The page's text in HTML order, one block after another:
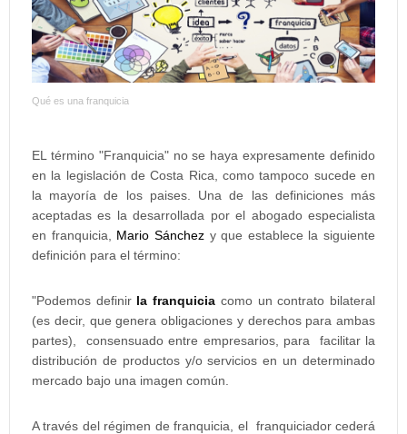
Qué es una franquicia
EL término "Franquicia" no se haya expresamente definido
en la legislación de Costa Rica, como tampoco sucede en
la mayoría de los paises. Una de las definiciones más
aceptadas es la desarrollada por el abogado especialista
en franquicia, Mario Sánchez y que establece la siguiente
definición para el término:
"Podemos definir la franquicia como un contrato bilateral
(es decir, que genera obligaciones y derechos para ambas
partes), consensuado entre empresarios, para facilitar la
distribución de productos y/o servicios en un determinado
mercado bajo una imagen común.
A través del régimen de franquicia, el franquiciador cederá